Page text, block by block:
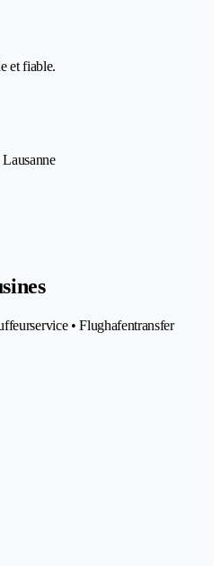
et fiable.
• Flughafentransfer